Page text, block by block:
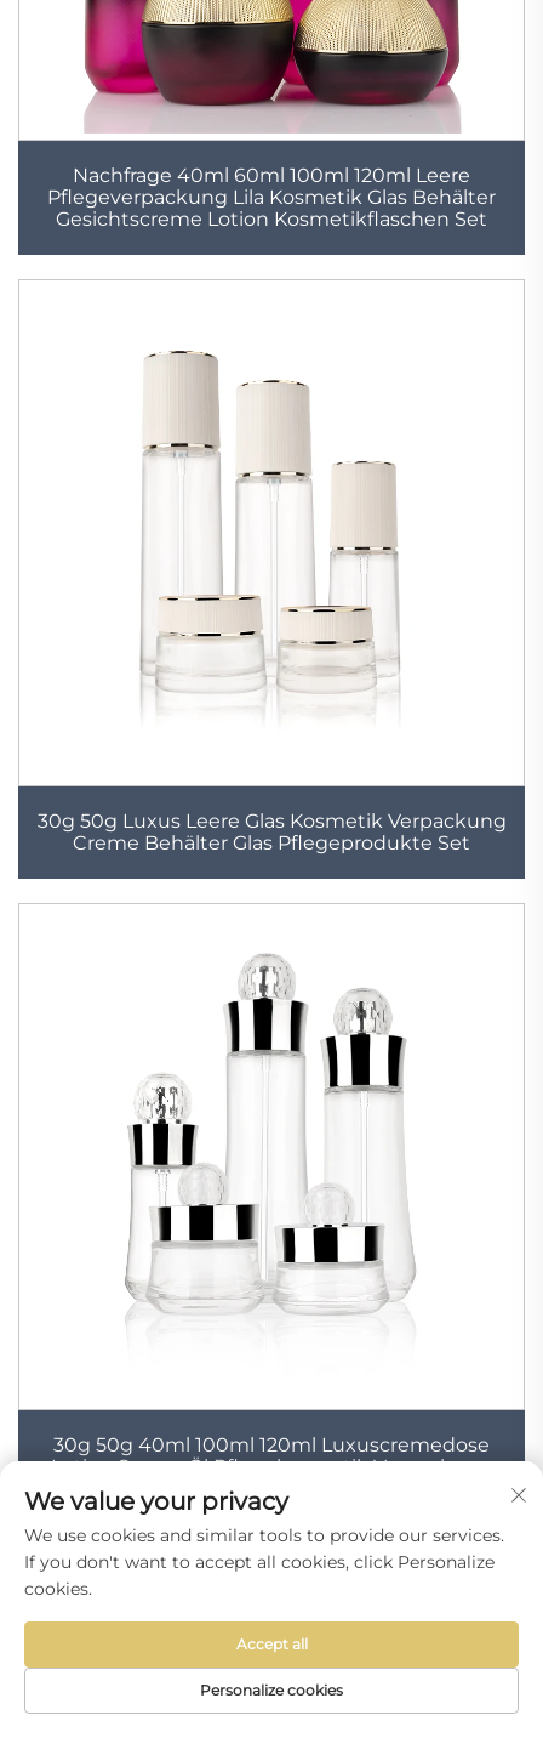
Nachfrage 40ml 60ml 100ml 120ml Leere
Pflegeverpackung Lila Kosmetik Glas Behälter
Gesichtscreme Lotion Kosmetikflaschen Set
30g 50g Luxus Leere Glas Kosmetik Verpackung
Creme Behälter Glas Pflegeprodukte Set
30g 50g 40ml 100ml 120ml Luxuscremedose
Lotion Serum Öl Pflegekosmetik Verpackung
Behälter Glas Kosmetikflaschen Set
We value your privacy
We use cookies and similar tools to provide our services.
If you don't want to accept all cookies, click Personalize
cookies.
Personalize cookies
Accept all